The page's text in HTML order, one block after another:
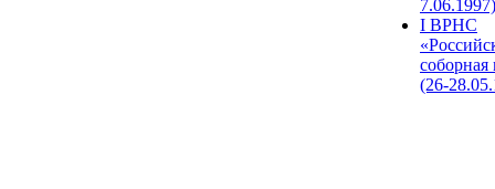
7.06.1997)
I ВРНС
(26-